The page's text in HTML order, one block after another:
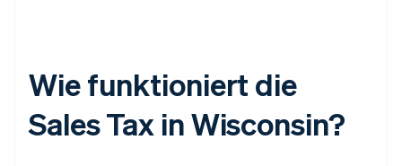
Wie funktioniert die
Sales Tax in Wisconsin?